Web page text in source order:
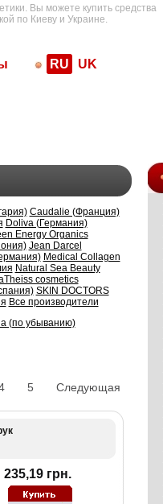
Вы можете купить средства
по Киеву и Украине.
RU UK
Caudalie (Франция)
Doliva (Германия)
Energy Organics
Jean Darcel
Medical Collagen
Natural Sea Beauty
cosmetics
SKIN DOCTORS
Все производители
(по убыванию)
5 Следующая
235,19 грн.